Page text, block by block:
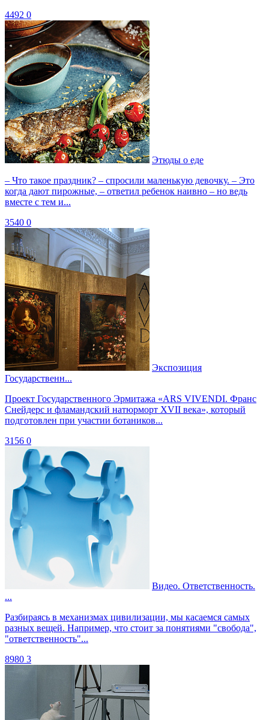
4492 0
Этюды о еде
– Что такое праздник? – спросили маленькую девочку. – Это
когда дают пирожные, – ответил ребенок наивно – но ведь
вместе с тем и...
3540 0
Экспозиция
Государственн...
Проект Государственного Эрмитажа «ARS VIVENDI. Франс
Снейдерс и фламандский натюрморт XVII века», который
подготовлен при участии ботаников...
3156 0
Видео. Ответственность.
...
Разбираясь в механизмах цивилизации, мы касаемся самых
разных вещей. Например, что стоит за понятиями "свобода",
"ответственность"...
8980 3